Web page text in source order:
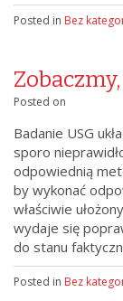
Posted in Bez
Posted on
Badanie USG
sporo
odpowiednią
by wykonać
właściwie
wydaje się
do stanu
Posted in Bez